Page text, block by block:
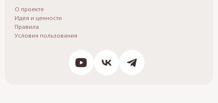
О проекте
Идея и ценности
Правила
Условия пользования